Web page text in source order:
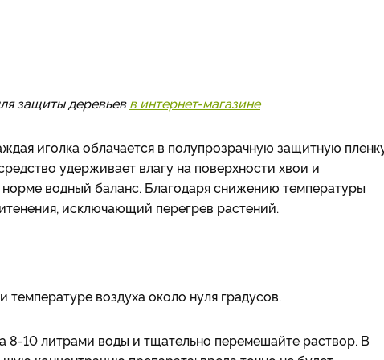
защиты деревьевв интернет-магазине
иголка облачается в полупрозрачную защитную
удерживает влагу на поверхности хвои и
норме водный баланс. Благодаря снижению температуры
исключающий перегрев растений.
воздуха около нуля градусов.
8-10 литрами воды и тщательно перемешайте раствор. В